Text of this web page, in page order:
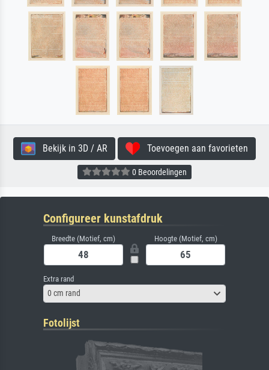
Bekijk in 3D / AR Toevoegen aan favorieten
0 Beoordelingen
Configureer kunstafdruk
Breedte (Motief, cm) Hoogte (Motief, cm)
Extra rand
0 cm rand
Fotolijst